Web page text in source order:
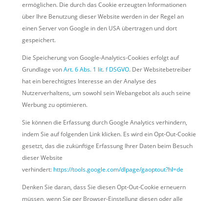
ermöglichen. Die durch das Cookie erzeugten Informationen
über Ihre Benutzung dieser Website werden in der Regel an
einen Server von Google in den USA übertragen und dort
gespeichert.
Die Speicherung von Google-Analytics-Cookies erfolgt auf
Grundlage vonArt. 6 Abs. 1 lit. f DSGVO. Der Websitebetreiber
hat ein berechtigtes Interesse an der Analyse des
Nutzerverhaltens, um sowohl sein Webangebot als auch seine
Werbung zu optimieren.
Sie können die Erfassung durch Google Analytics verhindern,
indem Sie auf folgenden Link klicken. Es wird ein Opt-Out-Cookie
gesetzt, das die zukünftige Erfassung Ihrer Daten beim Besuch
dieser Website
verhindert: https://tools.google.com/dlpage/gaoptout?hl=de
Denken Sie daran, dass Sie diesen Opt-Out-Cookie erneuern
müssen, wenn Sie per Browser-Einstellung diesen oder alle